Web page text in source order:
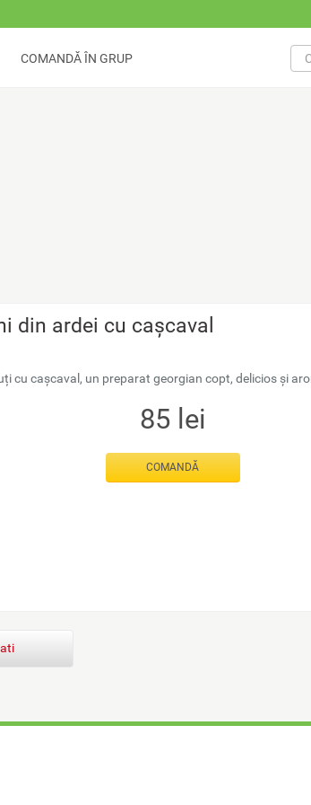
COMANDĂ ÎN GRUP
din ardei cu cașcaval
cu cașcaval, un preparat georgian copt, delicios și
85 lei
COMANDĂ